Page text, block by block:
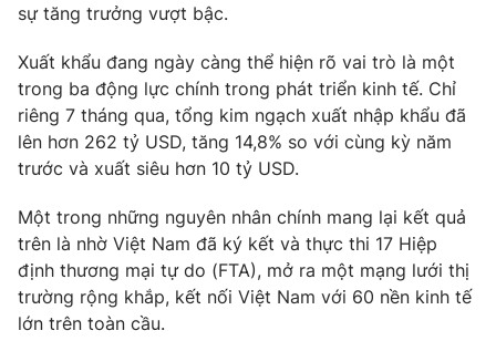
Hitech Công nghệ tương lai
Sản phẩm
Thị trường
Tư vấn
Lịch phát sóng
Emagazine Podcast
Photo Infographic
sự tăng trưởng vượt bậc.
Xuất khẩu đang ngày càng thể hiện rõ vai trò là một
trong ba động lực chính trong phát triển kinh tế. Chỉ
riêng 7 tháng qua, tổng kim ngạch xuất nhập khẩu đã
lên hơn 262 tỷ USD, tăng 14,8% so với cùng kỳ năm
trước và xuất siêu hơn 10 tỷ USD.
Một trong những nguyên nhân chính mang lại kết quả
trên là nhờ Việt Nam đã ký kết và thực thi 17 Hiệp
định thương mại tự do (FTA), mở ra một mạng lưới thị
trường rộng khắp, kết nối Việt Nam với 60 nền kinh tế
lớn trên toàn cầu.